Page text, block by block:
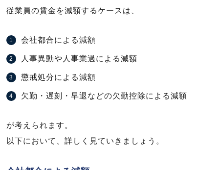
従業員の賃金を減額するケースは、
会社都合による減額
人事異動や人事業過による減額
懲戒処分による減額
欠勤・遅刻・早退などの欠勤控除による減額
が考えられます。
以下において、詳しく見ていきましょう。